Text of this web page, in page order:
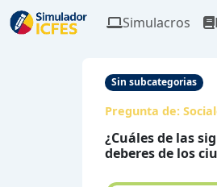
Simulacros
Sin subcategorias
Pregunta de:
¿Cuáles de las
deberes de los